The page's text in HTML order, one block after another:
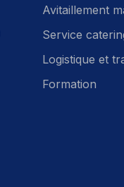
Avitaillement
Service
Logistique et
Formation